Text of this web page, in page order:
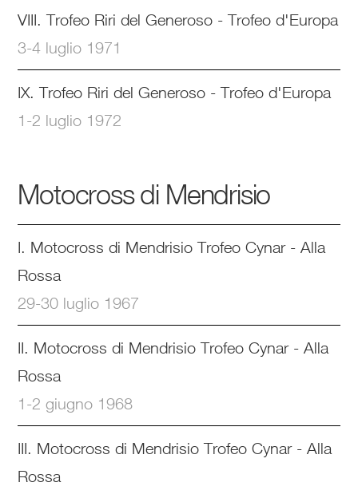
VIII. Trofeo Riri del Generoso - Trofeo d'Europa
3-4 luglio 1971
IX. Trofeo Riri del Generoso - Trofeo d'Europa
1-2 luglio 1972
Motocross di Mendrisio
I. Motocross di Mendrisio Trofeo Cynar - Alla
Rossa
29-30 luglio 1967
II. Motocross di Mendrisio Trofeo Cynar - Alla
Rossa
1-2 giugno 1968
III. Motocross di Mendrisio Trofeo Cynar - Alla
Rossa